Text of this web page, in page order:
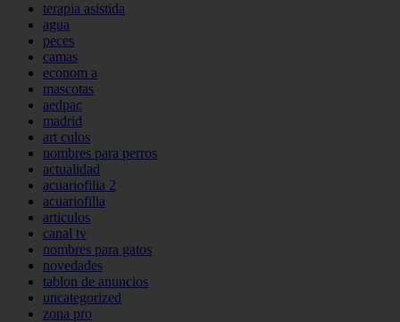
terapia asistida
agua
peces
camas
econom a
mascotas
aedpac
madrid
art culos
nombres para perros
actualidad
acuariofilia 2
acuariofilia
articulos
canal tv
nombres para gatos
novedades
tablon de anuncios
uncategorized
zona pro